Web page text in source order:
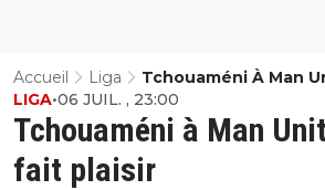
Accueil Liga
Tchouaméni À Man
Plaisir
Tchouaméni à Man
fait plaisir
LIGA•06 JUIL. , 23:00